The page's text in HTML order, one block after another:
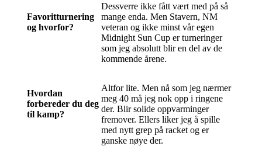
Favoritturnering
og hvorfor?
Dessverre ikke fått vært med på så
mange enda. Men Stavern, NM
veteran og ikke minst vår egen
Midnight Sun Cup er turneringer
som jeg absolutt blir en del av de
kommende årene.
Hvordan
forbereder du deg
til kamp?
Altfor lite. Men nå som jeg nærmer
meg 40 må jeg nok opp i ringene
der. Blir solide oppvarminger
fremover. Ellers liker jeg å spille
med nytt grep på racket og er
ganske nøye der.